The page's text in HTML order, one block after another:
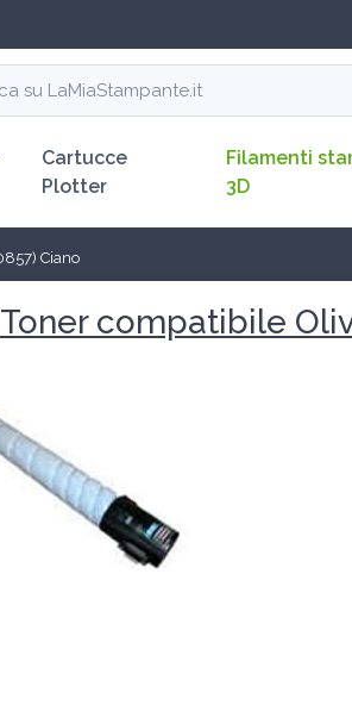
Cartucce
Plotter
Filamenti
3D
Ciano
Toner compatibile